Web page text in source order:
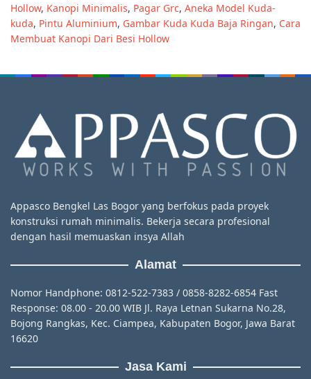
Hollow, Kanopi Minimalis, Pagar Grc, Aneka Model Kuda-
kuda, Pintu Aluminium, Gambar Kuda Kuda Baja Ringan, Cara
Membuat Kanopi Dari Besi Hollow
Appasco Bengkel Las Bogor yang berfokus pada proyek
konstruksi rumah minimalis. Bekerja secara profesional
dengan hasil memuaskan insya Allah
Alamat
Nomor Handphone: 0812-522-7383 / 0858-8282-6854 Fast
Response: 08.00 - 20.00 WIB Jl. Raya Letnan Sukarna No.28,
Bojong Rangkas, Kec. Ciampea, Kabupaten Bogor, Jawa Barat
16620
Jasa Kami